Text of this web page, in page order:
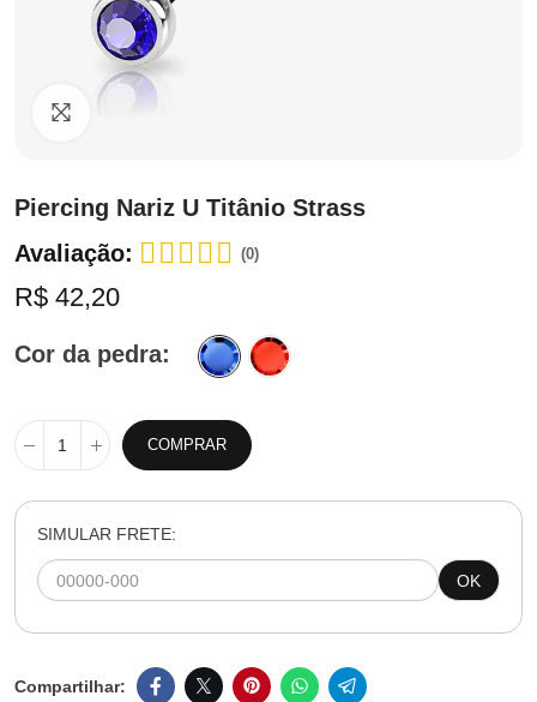
Piercing Nariz U Titânio Strass
Avaliação:
(0)
R$ 42,20
Cor da pedra
COMPRAR
SIMULAR FRETE:
OK